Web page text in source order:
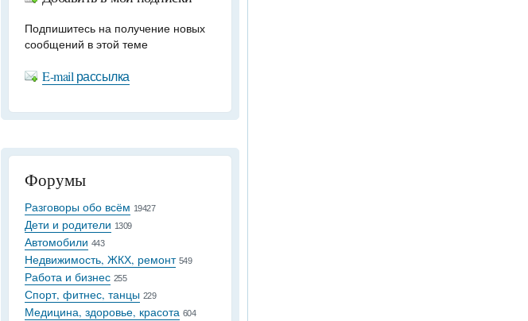
Подпишитесь на получение новых
сообщений в этой теме
E-mail рассылка
Форумы
Разговоры обо всём 19427
Дети и родители 1309
Автомобили 443
Недвижимость, ЖКХ, ремонт 549
Работа и бизнес 255
Спорт, фитнес, танцы 229
Медицина, здоровье, красота 604